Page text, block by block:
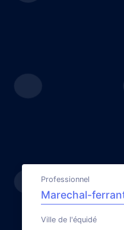
Professionnel
Ville de l'équidé